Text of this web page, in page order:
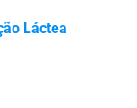
Láctea